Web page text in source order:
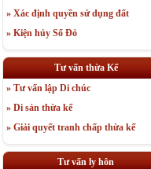
» Xác định quyền sử dụng đất
» Kiện hủy Sổ Đỏ
Tư vấn thừa Kế
» Tư vấn lập Di chúc
» Di sản thừa kế
» Giải quyết tranh chấp thừa kế
Tư vấn ly hôn